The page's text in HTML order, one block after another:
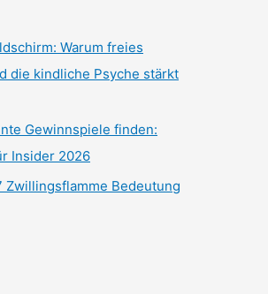
Warum freies
die kindliche Psyche stärkt
Gewinnspiele finden:
Insider 2026
Zwillingsflamme Bedeutung